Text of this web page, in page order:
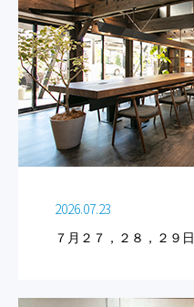
2026.07.23
７月２７，２８，２９